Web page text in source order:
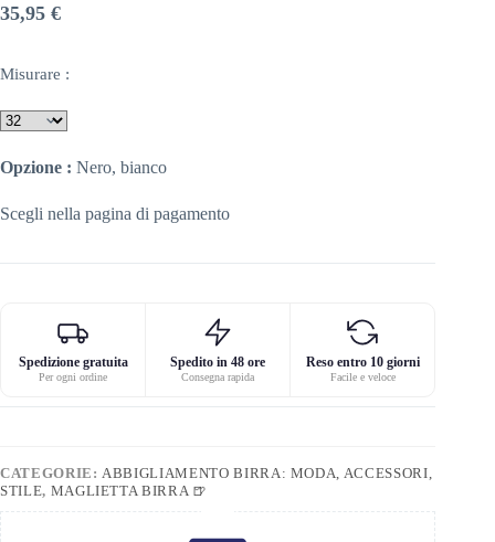
35,95 €
Misurare :
Opzione : Nero, bianco
Scegli nella pagina di pagamento
Spedizione gratuita
Per ogni ordine
Spedito in 48 ore
Consegna rapida
Reso entro 10 giorni
Facile e veloce
CATEGORIE: ABBIGLIAMENTO BIRRA: MODA, ACCESSORI,
STILE, MAGLIETTA BIRRA 🍺